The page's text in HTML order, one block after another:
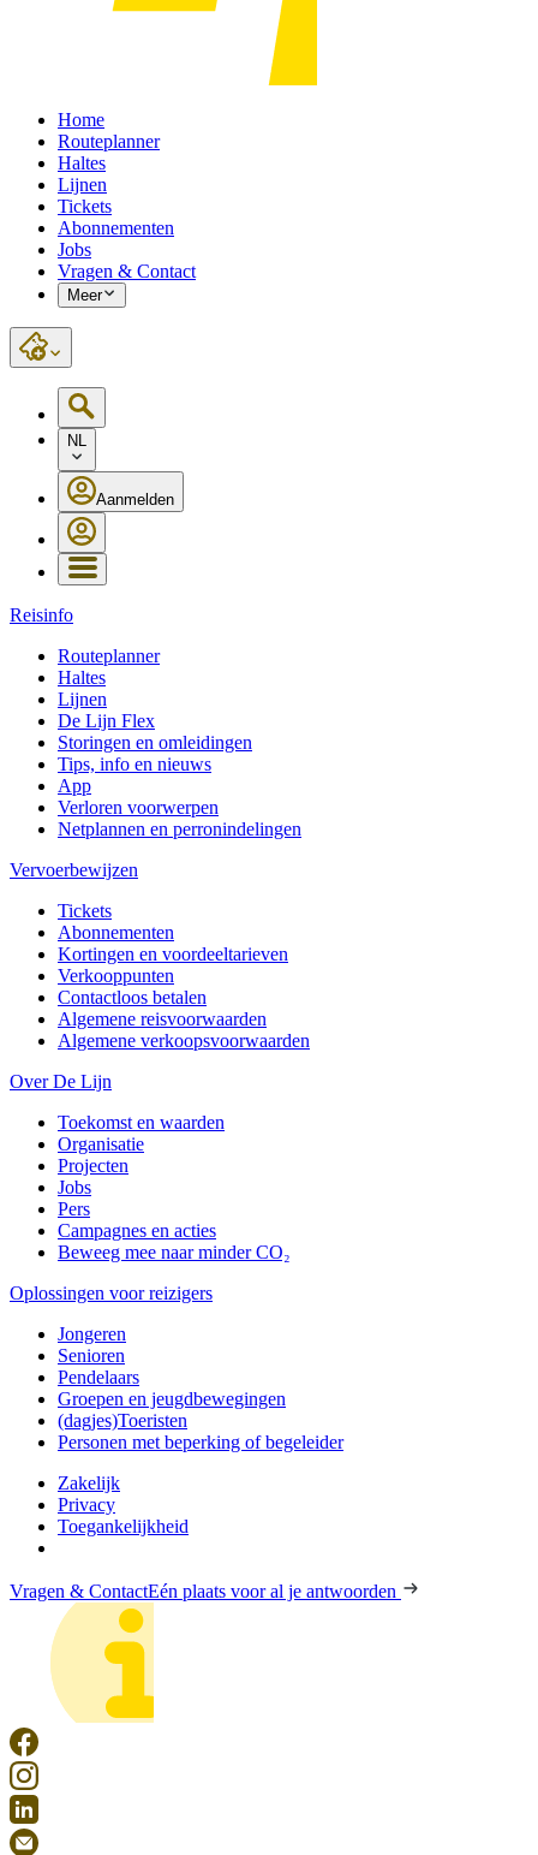
Home
Routeplanner
Haltes
Lijnen
Tickets
Abonnementen
Jobs
Vragen & Contact
Meer
NL
Aanmelden
Reisinfo
Routeplanner
Haltes
Lijnen
De Lijn Flex
Storingen en omleidingen
Tips, info en nieuws
App
Verloren voorwerpen
Netplannen en perronindelingen
Vervoerbewijzen
Tickets
Abonnementen
Kortingen en voordeeltarieven
Verkooppunten
Contactloos betalen
Algemene reisvoorwaarden
Algemene verkoopsvoorwaarden
Over De Lijn
Toekomst en waarden
Organisatie
Projecten
Jobs
Pers
Campagnes en acties
Beweeg mee naar minder CO₂
Oplossingen voor reizigers
Jongeren
Senioren
Pendelaars
Groepen en jeugdbewegingen
(dagjes)Toeristen
Personen met beperking of begeleider
Zakelijk
Privacy
Toegankelijkheid
Vragen & ContactEén plaats voor al je antwoorden